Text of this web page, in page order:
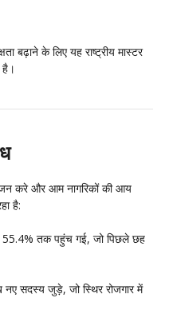
बढ़ाने के लिए यह राष्ट्रीय मास्टर
है।
करे और आम नागरिकों की आय
है:
तक पहुंच गई, जो पिछले छह
सदस्य जुड़े, जो स्थिर रोजगार में